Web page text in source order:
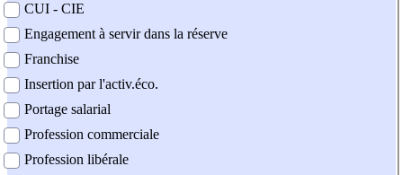
CUI - CIE
Engagement à servir dans la réserve
Franchise
Insertion par l'activ.éco.
Portage salarial
Profession commerciale
Profession libérale